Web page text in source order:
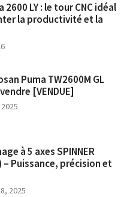
2600 LY : le tour CNC idéal
la productivité et la
Puma TW2600M GL
[VENDUE]
à 5 axes SPINNER
– Puissance, précision et
2025